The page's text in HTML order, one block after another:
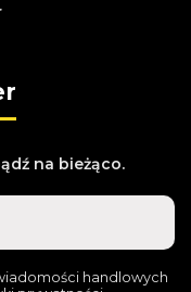
na bieżąco.
handlowych